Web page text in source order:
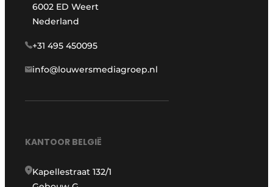
6002 ED Weert
Nederland
+31 495 450095
info@louwersmediagroep.nl
KANTOOR BELGIË
Kapellestraat 132/1